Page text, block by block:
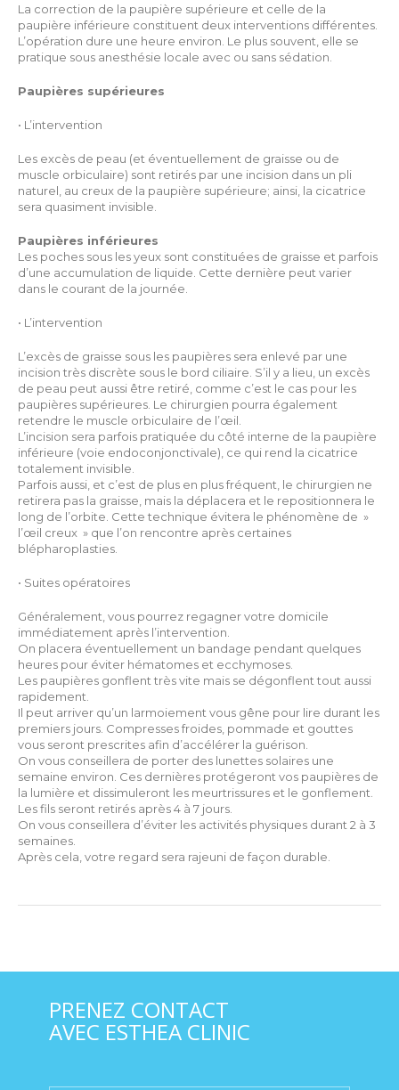
La correction de la paupière supérieure et celle de la
paupière inférieure constituent deux interventions différentes.
L’opération dure une heure environ. Le plus souvent, elle se
pratique sous anesthésie locale avec ou sans sédation.
Paupières supérieures
• L’intervention
Les excès de peau (et éventuellement de graisse ou de
muscle orbiculaire) sont retirés par une incision dans un pli
naturel, au creux de la paupière supérieure; ainsi, la cicatrice
sera quasiment invisible.
Paupières inférieures
Les poches sous les yeux sont constituées de graisse et parfois
d’une accumulation de liquide. Cette dernière peut varier
dans le courant de la journée.
• L’intervention
L’excès de graisse sous les paupières sera enlevé par une
incision très discrète sous le bord ciliaire. S’il y a lieu, un excès
de peau peut aussi être retiré, comme c’est le cas pour les
paupières supérieures. Le chirurgien pourra également
retendre le muscle orbiculaire de l’œil.
L’incision sera parfois pratiquée du côté interne de la paupière
inférieure (voie endoconjonctivale), ce qui rend la cicatrice
totalement invisible.
Parfois aussi, et c’est de plus en plus fréquent, le chirurgien ne
retirera pas la graisse, mais la déplacera et le repositionnera le
long de l’orbite. Cette technique évitera le phénomène de »
l’œil creux » que l’on rencontre après certaines
blépharoplasties.
• Suites opératoires
Généralement, vous pourrez regagner votre domicile
immédiatement après l’intervention.
On placera éventuellement un bandage pendant quelques
heures pour éviter hématomes et ecchymoses.
Les paupières gonflent très vite mais se dégonflent tout aussi
rapidement.
Il peut arriver qu’un larmoiement vous gêne pour lire durant les
premiers jours. Compresses froides, pommade et gouttes
vous seront prescrites afin d’accélérer la guérison.
On vous conseillera de porter des lunettes solaires une
semaine environ. Ces dernières protégeront vos paupières de
la lumière et dissimuleront les meurtrissures et le gonflement.
Les fils seront retirés après 4 à 7 jours.
On vous conseillera d’éviter les activités physiques durant 2 à 3
semaines.
Après cela, votre regard sera rajeuni de façon durable.
PRENEZ CONTACT
AVEC ESTHEA CLINIC